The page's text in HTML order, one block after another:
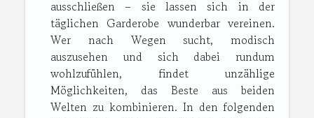
ausschließen – sie lassen sich in der
täglichen Garderobe wunderbar vereinen.
Wer nach Wegen sucht, modisch
auszusehen und sich dabei rundum
wohlzufühlen, findet unzählige
Möglichkeiten, das Beste aus beiden
Welten zu kombinieren. In den folgenden